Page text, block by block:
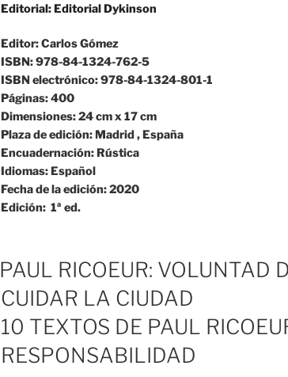
Editorial:Editorial Dykinson
Editor:Carlos Gómez
ISBN:978-84-1324-762-5
ISBN electrónico:978-84-1324-801-1
Páginas:400
Dimensiones:24 cm x 17 cm
Plaza de edición:Madrid , España
Encuadernación:Rústica
Idiomas:Español
Fecha de la edición:2020
Edición: 1ª ed.
PAUL RICOEUR: VOLUNTAD
CUIDAR LA CIUDAD
10 TEXTOS DE PAUL
RESPONSABILIDAD